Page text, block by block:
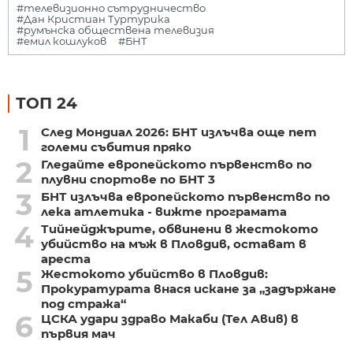
#телевизионно сътрудничество
#Дан Кристиан Туртурика
#румънска обществена телевизия
#емил кошлуков
#БНТ
ТОП 24
1
След Мондиал 2026: БНТ излъчва още пет
големи събития пряко
2
Гледайте европейското първенство по
плувни спортове по БНТ 3
3
БНТ излъчва европейското първенство по
лека атлетика - вижте програмата
4 Тийнейджърите, обвинени в жестокото
убийство на мъж в Пловдив, остават в
ареста
5 Жестокото убийство в Пловдив:
Прокуратурата внася искане за „задържане
под стража“
6
ЦСКА удари здраво Макаби (Тел Авив) в
първия мач